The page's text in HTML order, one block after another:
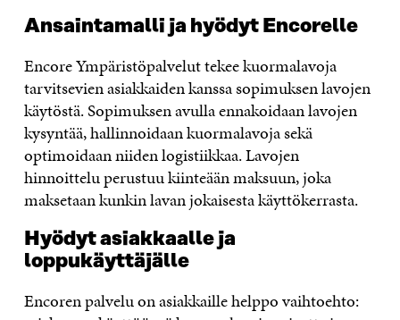
Ansaintamalli ja hyödyt Encorelle
Encore Ympäristöpalvelut tekee kuormalavoja
tarvitsevien asiakkaiden kanssa sopimuksen lavojen
käytöstä. Sopimuksen avulla ennakoidaan lavojen
kysyntää, hallinnoidaan kuormalavoja sekä
optimoidaan niiden logistiikkaa. Lavojen
hinnoittelu perustuu kiinteään maksuun, joka
maksetaan kunkin lavan jokaisesta käyttökerrasta.
Hyödyt asiakkaalle ja
loppukäyttäjälle
Encoren palvelu on asiakkaille helppo vaihtoehto: